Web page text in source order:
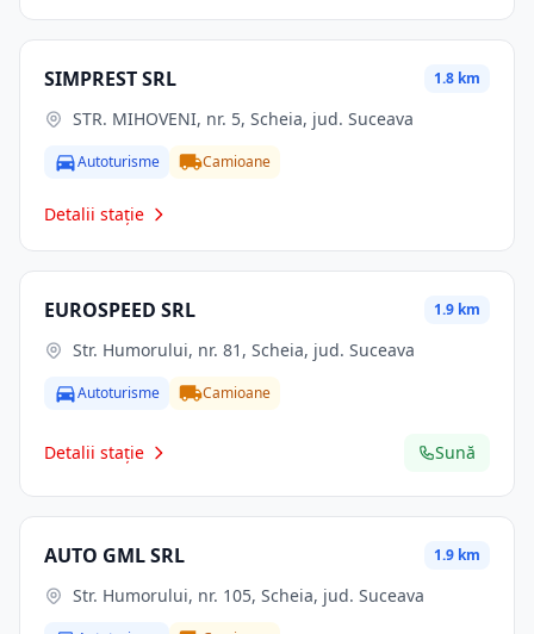
SIMPREST SRL 1.8 km
STR. MIHOVENI, nr. 5, Scheia, jud. Suceava
Autoturisme Camioane
Detalii stație
EUROSPEED SRL 1.9 km
Str. Humorului, nr. 81, Scheia, jud. Suceava
Autoturisme Camioane
Detalii stație Sună
AUTO GML SRL 1.9 km
Str. Humorului, nr. 105, Scheia, jud. Suceava